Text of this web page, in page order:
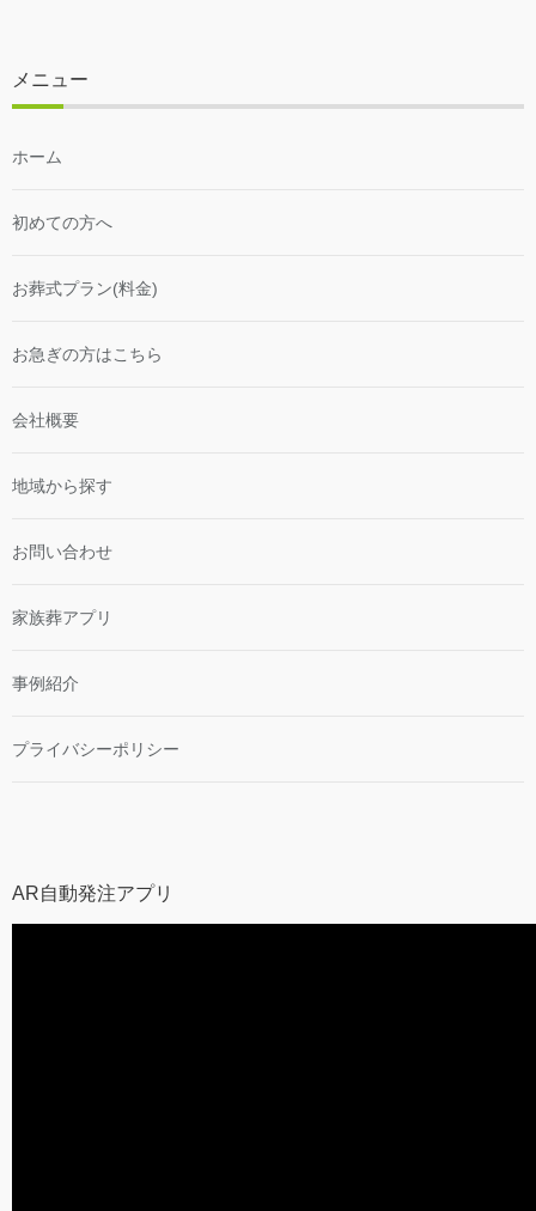
メニュー
ホーム
初めての方へ
お葬式プラン(料金)
お急ぎの方はこちら
会社概要
地域から探す
お問い合わせ
家族葬アプリ
事例紹介
プライバシーポリシー
AR自動発注アプリ